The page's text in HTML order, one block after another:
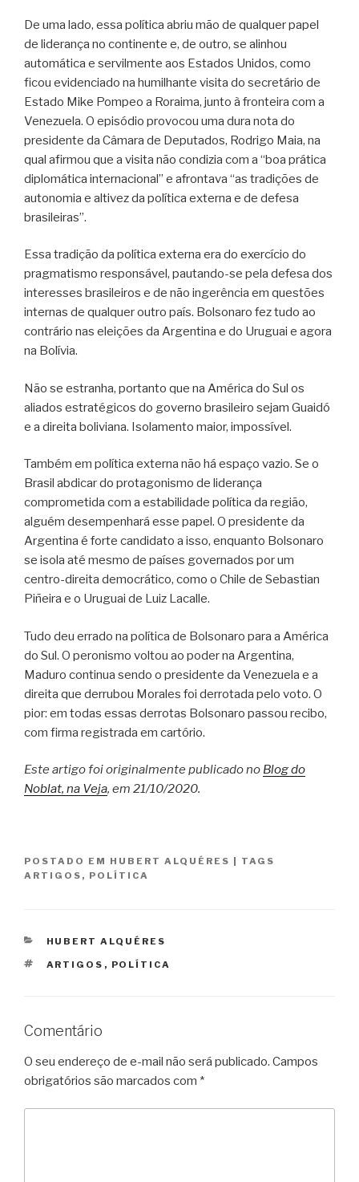
De uma lado, essa política abriu mão de qualquer papel
de liderança no continente e, de outro, se alinhou
automática e servilmente aos Estados Unidos, como
ficou evidenciado na humilhante visita do secretário de
Estado Mike Pompeo a Roraima, junto à fronteira com a
Venezuela. O episódio provocou uma dura nota do
presidente da Câmara de Deputados, Rodrigo Maia, na
qual afirmou que a visita não condizia com a “boa prática
diplomática internacional” e afrontava “as tradições de
autonomia e altivez da política externa e de defesa
brasileiras”.
Essa tradição da política externa era do exercício do
pragmatismo responsável, pautando-se pela defesa dos
interesses brasileiros e de não ingerência em questões
internas de qualquer outro país. Bolsonaro fez tudo ao
contrário nas eleições da Argentina e do Uruguai e agora
na Bolívia.
Não se estranha, portanto que na América do Sul os
aliados estratégicos do governo brasileiro sejam Guaidó
e a direita boliviana. Isolamento maior, impossível.
Também em política externa não há espaço vazio. Se o
Brasil abdicar do protagonismo de liderança
comprometida com a estabilidade política da região,
alguém desempenhará esse papel. O presidente da
Argentina é forte candidato a isso, enquanto Bolsonaro
se isola até mesmo de países governados por um
centro-direita democrático, como o Chile de Sebastian
Piñeira e o Uruguai de Luiz Lacalle.
Tudo deu errado na política de Bolsonaro para a América
do Sul. O peronismo voltou ao poder na Argentina,
Maduro continua sendo o presidente da Venezuela e a
direita que derrubou Morales foi derrotada pelo voto. O
pior: em todas essas derrotas Bolsonaro passou recibo,
com firma registrada em cartório.
Este artigo foi originalmente publicado no Blog do
Noblat, na Veja, em 21/10/2020.
POSTADO EM HUBERT ALQUÉRES
TAGS
ARTIGOS , POLÍTICA
CATEGORIAS
HUBERT ALQUÉRES
TAGS
ARTIGOS , POLÍTICA
Comentário
O seu endereço de e-mail não será publicado. Campos
obrigatórios são marcados com *